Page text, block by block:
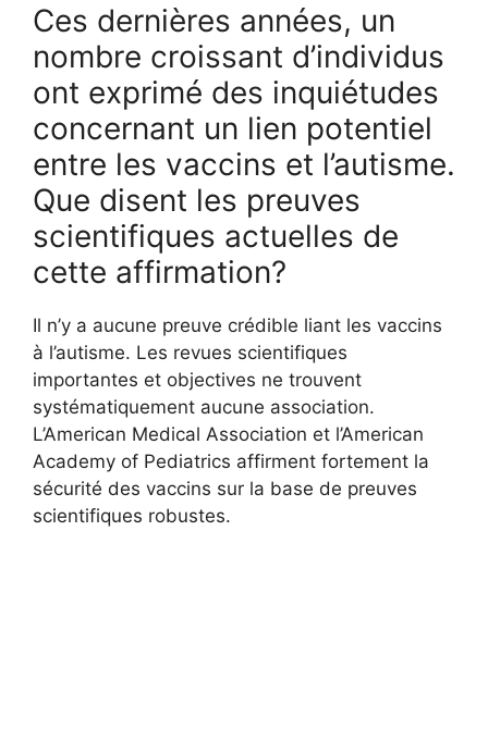
Ces dernières années, un
nombre croissant d’individus
ont exprimé des inquiétudes
concernant un lien potentiel
entre les vaccins et l’autisme.
Que disent les preuves
scientifiques actuelles de
cette affirmation?
Il n’y a aucune preuve crédible liant les vaccins
à l’autisme. Les revues scientifiques
importantes et objectives ne trouvent
systématiquement aucune association.
L’American Medical Association et l’American
Academy of Pediatrics affirment fortement la
sécurité des vaccins sur la base de preuves
scientifiques robustes.